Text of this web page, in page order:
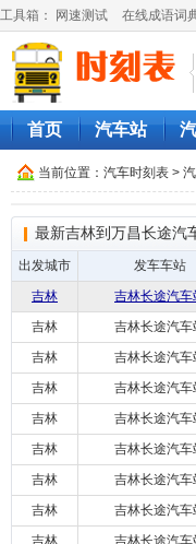
工具箱： 网速测试 在线成语词
首页 汽车站
当前位置： 汽车时刻表 >
最新吉林到万昌长途汽
出发城市 发车车站
吉林
吉林长途汽车
吉林
吉林长途汽车
吉林
吉林长途汽车
吉林
吉林长途汽车
吉林
吉林长途汽车
吉林
吉林长途汽车
吉林
吉林长途汽车
吉林
吉林长途汽车
吉林
吉林长途汽车